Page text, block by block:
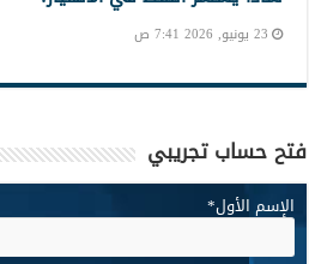
23 يونيو, 2026 7:41 ص
فتح حساب تجريبي
الإسم الأول*